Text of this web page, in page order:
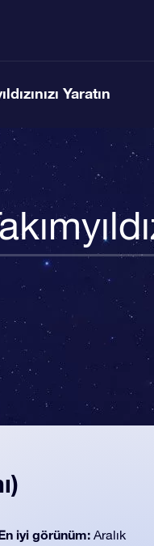
Yaratın
iyi görünüm: Aralık